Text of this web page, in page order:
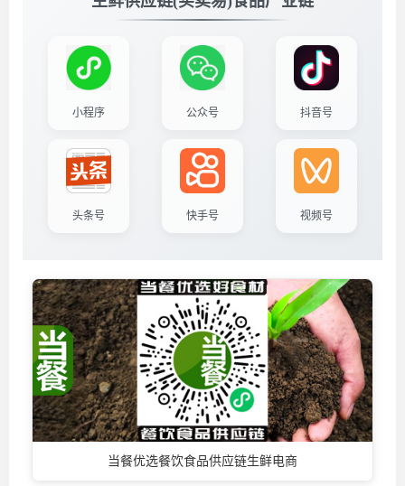
小程序 公众号 抖音号
头条号 快手号 视频号
当餐优选餐饮食品供应链生鲜电商